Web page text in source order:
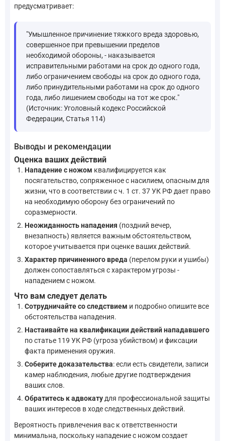
предусматривает:
"Умышленное причинение тяжкого вреда здоровью,
совершенное при превышении пределов
необходимой обороны, - наказывается
исправительными работами на срок до одного года,
либо ограничением свободы на срок до одного года,
либо принудительными работами на срок до одного
года, либо лишением свободы на тот же срок."
(Источник: Уголовный кодекс Российской
Федерации, Статья 114)
Выводы и рекомендации
Оценка ваших действий
Нападение с ножом квалифицируется как
посягательство, сопряженное с насилием, опасным для
жизни, что в соответствии с ч. 1 ст. 37 УК РФ дает право
на необходимую оборону без ограничений по
соразмерности.
Неожиданность нападения (поздний вечер,
внезапность) является важным обстоятельством,
которое учитывается при оценке ваших действий.
Характер причиненного вреда (перелом руки и ушибы)
должен сопоставляться с характером угрозы -
нападением с ножом.
Что вам следует делать
Сотрудничайте со следствием и подробно опишите все
обстоятельства нападения.
Настаивайте на квалификации действий нападавшего
по статье 119 УК РФ (угроза убийством) и фиксации
факта применения оружия.
Соберите доказательства: если есть свидетели, записи
камер наблюдения, любые другие подтверждения
ваших слов.
Обратитесь к адвокату для профессиональной защиты
ваших интересов в ходе следственных действий.
Вероятность привлечения вас к ответственности
минимальна, поскольку нападение с ножом создает